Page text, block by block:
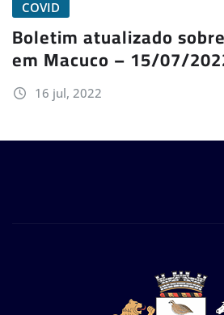
COVID
Boletim atualizado
em Macuco – 15/07/
16 jul, 2022